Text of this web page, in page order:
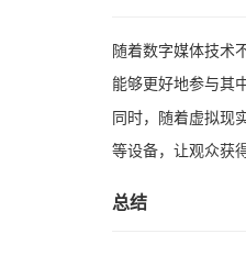
随着数字媒体技术
能够更好地参与其中
同时，随着虚拟现
等设备，让观众获
总结